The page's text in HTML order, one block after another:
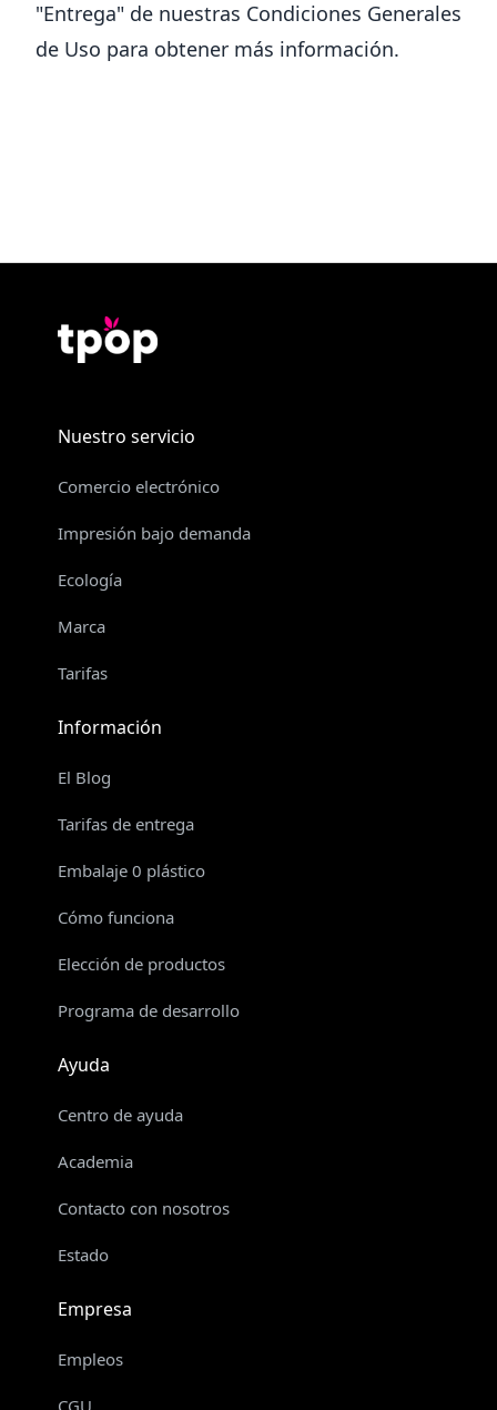
"Entrega" de nuestras Condiciones Generales
de Uso para obtener más información.
Nuestro servicio
Comercio electrónico
Impresión bajo demanda
Ecología
Marca
Tarifas
Información
El Blog
Tarifas de entrega
Embalaje 0 plástico
Cómo funciona
Elección de productos
Programa de desarrollo
Ayuda
Centro de ayuda
Academia
Contacto con nosotros
Estado
Empresa
Empleos
CGU